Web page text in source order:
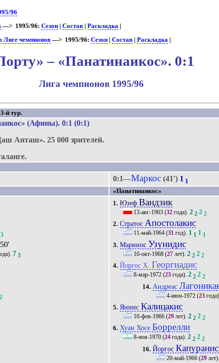
96
—> 1995/96: Сезон| Состав| Раскладка |
Лиге чемпионов—> 1995/96: Сезон| Состав| Раскладка |
– «Панатинаикос». 0:1
Лига чемпионов 1995/96
й тур.
(Афины). 0:1 (0:1)
Анташ».25 000 зрителей.
0:1—Маркос (41') 1 1
«Панатинаикос»
3
7 3
2
1. Юзеф Вандзик
13-авг-1963 (32 года).2 2 2 2
2. СтратосАпостолакис
11-май-1964 (31 год). 1 1 1 1
3. Маринос Узунидис
10-окт-1968 (27 лет).2 2 2 2
4. Йоргос Х. Георгиадис
8-мар-1972 (23 года).2 2 2 2
14. Андреас
4-июн-1972(23года).
5. Яннис Калицакис
10-фев-1966 (29 лет).2 2 2 2
6. Хуан ХосеБоррелли
8-ноя-1970 (24 года).2 2 2 2
16. Йоргос Капуранис
20-май-1966(29лет).